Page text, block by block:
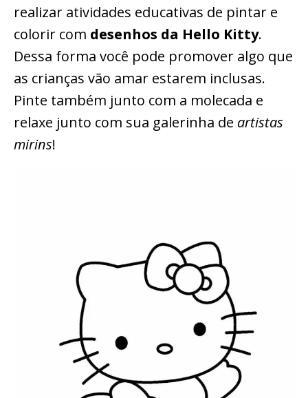
realizar atividades educativas de pintar e
colorir com desenhos da Hello Kitty.
Dessa forma você pode promover algo que
as crianças vão amar estarem inclusas.
Pinte também junto com a molecada e
relaxe junto com sua galerinha de artistas
mirins!